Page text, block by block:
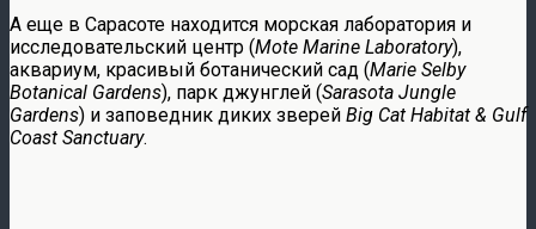
А еще в Сарасоте находится морская лаборатория и
исследовательский центр (Mote Marine Laboratory),
аквариум, красивый ботанический сад (Marie Selby
Botanical Gardens), парк джунглей (Sarasota Jungle
Gardens) и заповедник диких зверей Big Cat Habitat & Gulf
Coast Sanctuary.